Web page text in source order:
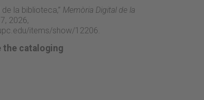
la biblioteca,” Memòria Digital de la
2026,
items/show/12206
cataloging